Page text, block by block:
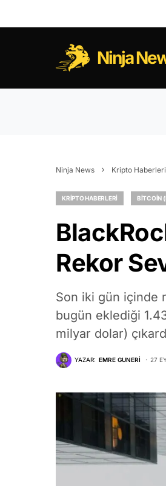
Ninja
Ninja News Kripto Haberleri
KRIPTO HABERLERI BITCOIN
Rekor
Son iki gün içinde
bugün eklediği
milyar dolar)
YAZAR: EMRE GUNERI 27